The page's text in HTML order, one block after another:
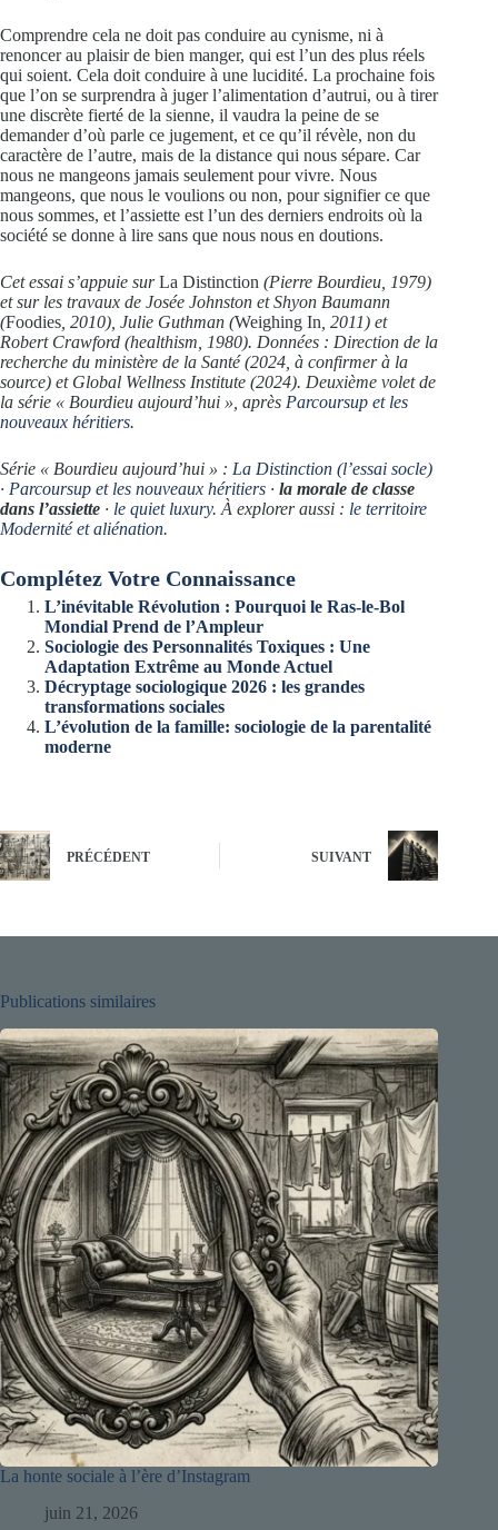
Comprendre cela ne doit pas conduire au cynisme, ni à
renoncer au plaisir de bien manger, qui est l’un des plus réels
qui soient. Cela doit conduire à une lucidité. La prochaine fois
que l’on se surprendra à juger l’alimentation d’autrui, ou à tirer
une discrète fierté de la sienne, il vaudra la peine de se
demander d’où parle ce jugement, et ce qu’il révèle, non du
caractère de l’autre, mais de la distance qui nous sépare. Car
nous ne mangeons jamais seulement pour vivre. Nous
mangeons, que nous le voulions ou non, pour signifier ce que
nous sommes, et l’assiette est l’un des derniers endroits où la
société se donne à lire sans que nous nous en doutions.
Cet essai s’appuie surLa Distinction (Pierre Bourdieu, 1979)
et sur les travaux de Josée Johnston et Shyon Baumann
(Foodies , 2010), Julie Guthman (Weighing In , 2011) et
Robert Crawford (healthism, 1980). Données : Direction de la
recherche du ministère de la Santé (2024, à confirmer à la
source) et Global Wellness Institute (2024). Deuxième volet de
la série « Bourdieu aujourd’hui », après Parcoursup et les
nouveaux héritiers.
Série « Bourdieu aujourd’hui » : La Distinction (l’essai socle)
· Parcoursup et les nouveaux héritiers · la morale de classe
dans l’assiette · le quiet luxury. À explorer aussi : le territoire
Modernité et aliénation.
Complétez Votre Connaissance
L’inévitable Révolution : Pourquoi le Ras-le-Bol
Mondial Prend de l’Ampleur
Sociologie des Personnalités Toxiques : Une
Adaptation Extrême au Monde Actuel
Décryptage sociologique 2026 : les grandes
transformations sociales
L’évolution de la famille: sociologie de la parentalité
moderne
PRÉCÉDENT SUIVANT
Publications similaires
La honte sociale à l’ère d’Instagram
juin 21, 2026